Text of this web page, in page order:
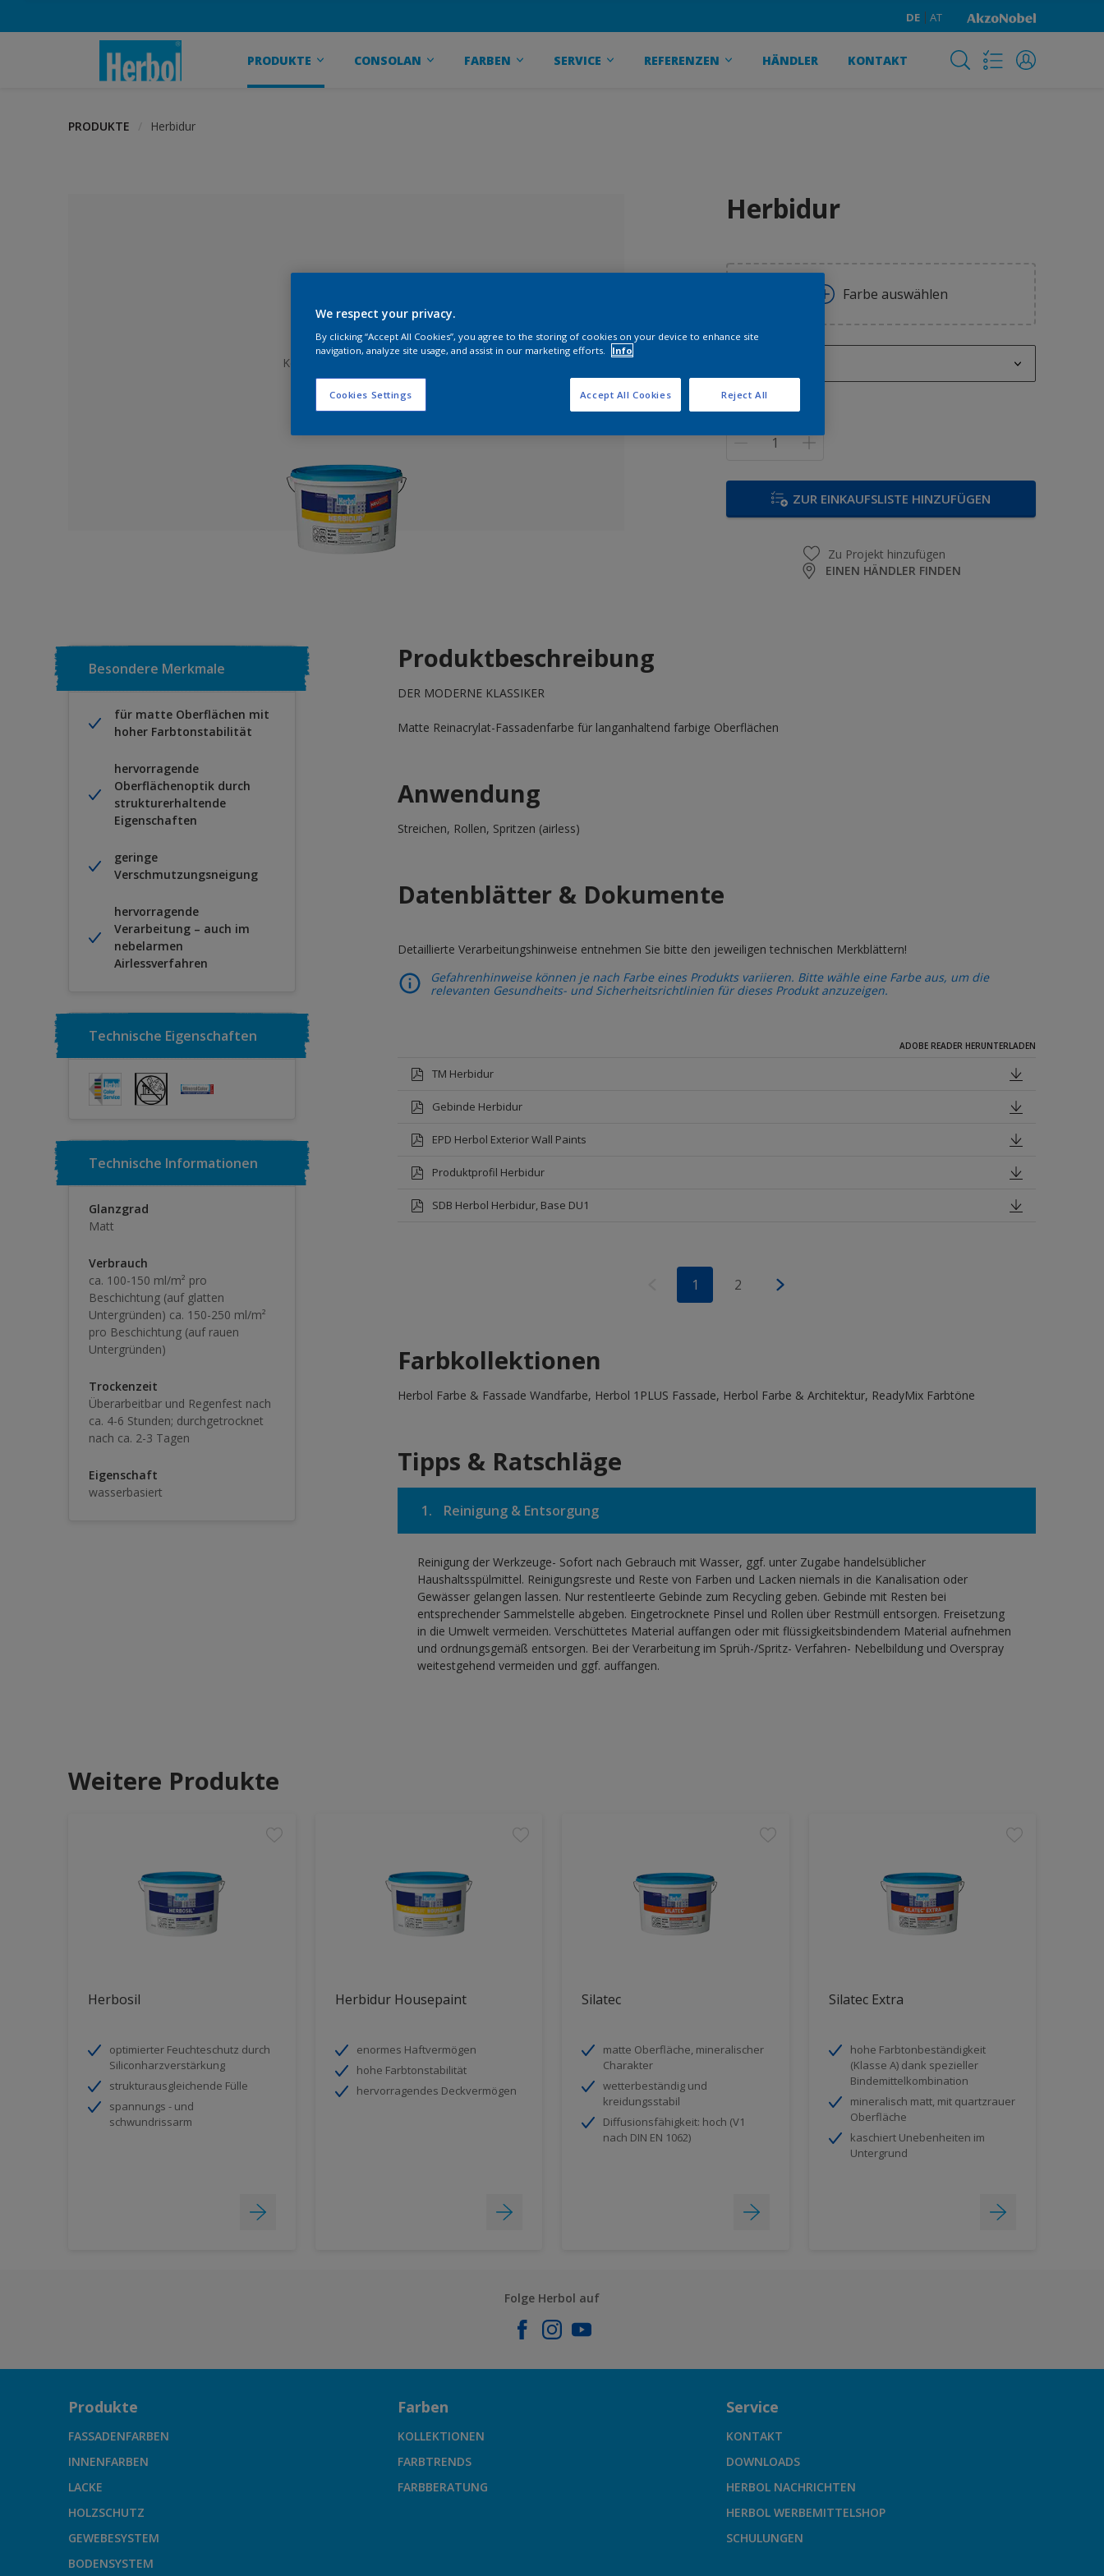
DE AT
PRODUKTE CONSOLAN FARBEN SERVICE REFERENZEN HÄNDLER KONTAKT
PRODUKTE Herbidur
Keine Farbe ausgewählt
Herbidur
Farbe auswählen
1 l
12,5 l
Menge
ZUR EINKAUFSLISTE HINZUFÜGEN
Zu Projekt hinzufügen
EINEN HÄNDLER FINDEN
Besondere Merkmale
für matte Oberflächen mit
hoher Farbtonstabilität
hervorragende
Oberflächenoptik durch
strukturerhaltende
Eigenschaften
geringe
Verschmutzungsneigung
hervorragende
Verarbeitung – auch im
nebelarmen
Airlessverfahren
Technische Eigenschaften
Technische Informationen
Glanzgrad
Matt
Verbrauch
ca. 100-150 ml/m² pro
Beschichtung (auf glatten
Untergründen) ca. 150-250 ml/m²
pro Beschichtung (auf rauen
Untergründen)
Trockenzeit
Überarbeitbar und Regenfest nach
ca. 4-6 Stunden; durchgetrocknet
nach ca. 2-3 Tagen
Eigenschaft
wasserbasiert
Produktbeschreibung
DER MODERNE KLASSIKER
Matte Reinacrylat-Fassadenfarbe für langanhaltend farbige Oberflächen
Anwendung
Streichen, Rollen, Spritzen (airless)
Datenblätter & Dokumente
Detaillierte Verarbeitungshinweise entnehmen Sie bitte den jeweiligen technischen Merkblättern!
Gefahrenhinweise können je nach Farbe eines Produkts variieren. Bitte wähle eine Farbe aus, um die
relevanten Gesundheits- und Sicherheitsrichtlinien für dieses Produkt anzuzeigen.
ADOBE READER HERUNTERLADEN
TM Herbidur
Gebinde Herbidur
EPD Herbol Exterior Wall Paints
Produktprofil Herbidur
SDB Herbol Herbidur, Base DU1
1 2
Farbkollektionen
Herbol Farbe & Fassade Wandfarbe, Herbol 1PLUS Fassade, Herbol Farbe & Architektur, ReadyMix Farbtöne
Tipps & Ratschläge
1. Reinigung & Entsorgung
Reinigung der Werkzeuge- Sofort nach Gebrauch mit Wasser, ggf. unter Zugabe handelsüblicher
Haushaltsspülmittel. Reinigungsreste und Reste von Farben und Lacken niemals in die Kanalisation oder
Gewässer gelangen lassen. Nur restentleerte Gebinde zum Recycling geben. Gebinde mit Resten bei
entsprechender Sammelstelle abgeben. Eingetrocknete Pinsel und Rollen über Restmüll entsorgen. Freisetzung
in die Umwelt vermeiden. Verschüttetes Material auffangen oder mit flüssigkeitsbindendem Material aufnehmen
und ordnungsgemäß entsorgen. Bei der Verarbeitung im Sprüh-/Spritz- Verfahren- Nebelbildung und Overspray
weitestgehend vermeiden und ggf. auffangen.
Weitere Produkte
Herbosil
optimierter Feuchteschutz durch
Siliconharzverstärkung
strukturausgleichende Fülle
spannungs - und
schwundrissarm
Herbidur Housepaint
enormes Haftvermögen
hohe Farbtonstabilität
hervorragendes Deckvermögen
Silatec
matte Oberfläche, mineralischer
Charakter
wetterbeständig und
kreidungsstabil
Diffusionsfähigkeit: hoch (V1
nach DIN EN 1062)
Silatec Extra
hohe Farbtonbeständigkeit
(Klasse A) dank spezieller
Bindemittelkombination
mineralisch matt, mit quartzrauer
Oberfläche
kaschiert Unebenheiten im
Untergrund
Folge Herbol auf
Produkte
FASSADENFARBEN
INNENFARBEN
LACKE
HOLZSCHUTZ
GEWEBESYSTEM
BODENSYSTEM
Farben
KOLLEKTIONEN
FARBTRENDS
FARBBERATUNG
Service
KONTAKT
DOWNLOADS
HERBOL NACHRICHTEN
HERBOL WERBEMITTELSHOP
SCHULUNGEN
We respect your privacy.
By clicking “Accept All Cookies”, you agree to the storing of cookies on your device to enhance site
navigation, analyze site usage, and assist in our marketing efforts.
Info
Cookies Settings Reject All
Accept All Cookies